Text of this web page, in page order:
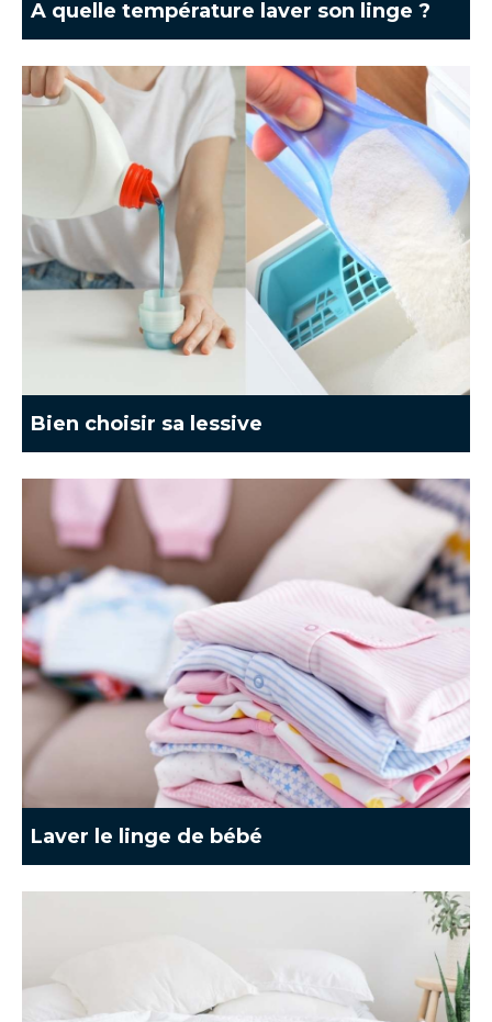
A quelle température laver son linge ?
Bien choisir sa lessive
Laver le linge de bébé